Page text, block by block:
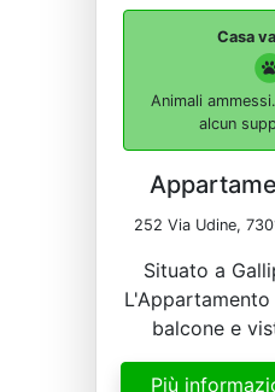
Casa
Animali
alcun
252 Via Udine,
Situato a
balcone e
Più